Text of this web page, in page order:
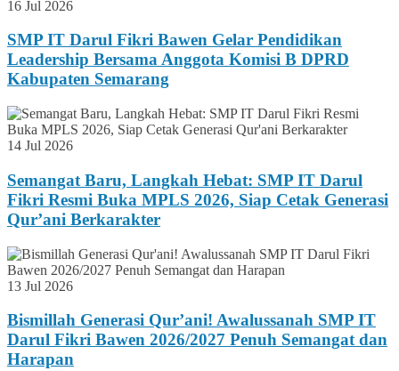
16 Jul 2026
SMP IT Darul Fikri Bawen Gelar Pendidikan
Leadership Bersama Anggota Komisi B DPRD
Kabupaten Semarang
14 Jul 2026
Semangat Baru, Langkah Hebat: SMP IT Darul
Fikri Resmi Buka MPLS 2026, Siap Cetak Generasi
Qur’ani Berkarakter
13 Jul 2026
Bismillah Generasi Qur’ani! Awalussanah SMP IT
Darul Fikri Bawen 2026/2027 Penuh Semangat dan
Harapan